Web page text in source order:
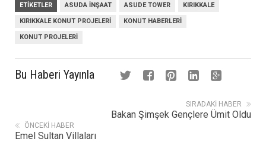
ETIKETLER ASUDA INŞAAT ASUDE TOWER KIRIKKALE
KIRIKKALE KONUT PROJELERI KONUT HABERLERI
KONUT PROJELERI
Bu Haberi Yayınla
SIRADAKI HABER
Bakan Şimşek Gençlere Ümit Oldu
ÖNCEKI HABER
Emel Sultan Villaları